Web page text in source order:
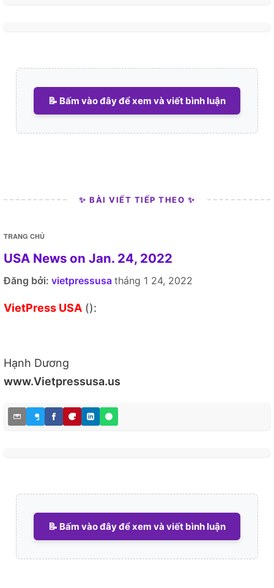
📝 Bấm vào đây để xem và viết bình luận
✨ BÀI VIẾT TIẾP THEO ✨
TRANG CHỦ
USA News on Jan. 24, 2022
Đăng bởi: vietpressusa tháng 1 24, 2022
VietPress USA ():
Hạnh Dương
www.Vietpressusa.us
📝 Bấm vào đây để xem và viết bình luận